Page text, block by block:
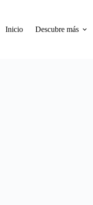
Inicio
Descubre más